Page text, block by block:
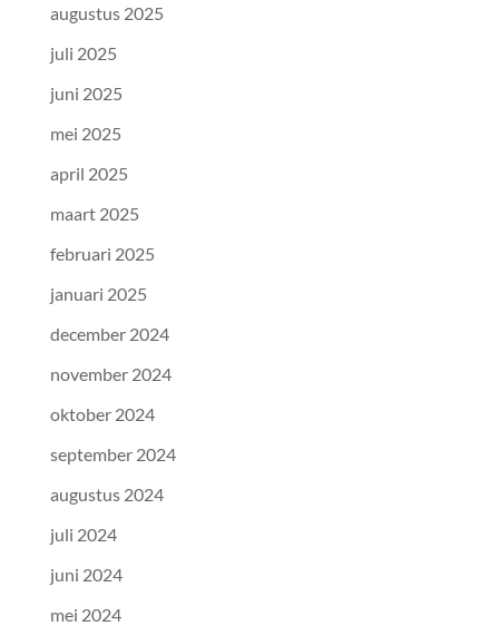
augustus 2025
juli 2025
juni 2025
mei 2025
april 2025
maart 2025
februari 2025
januari 2025
december 2024
november 2024
oktober 2024
september 2024
augustus 2024
juli 2024
juni 2024
mei 2024